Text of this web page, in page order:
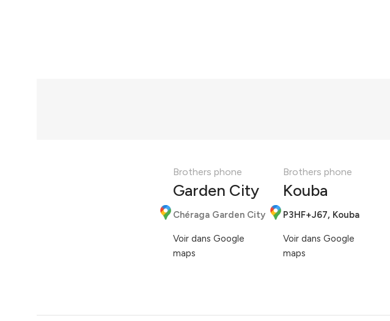
Brothers phone
Garden City
Chéraga Garden City
Voir dans Google
maps
Brothers phone
Kouba
P3HF+J67, Kouba
Voir dans Google
maps